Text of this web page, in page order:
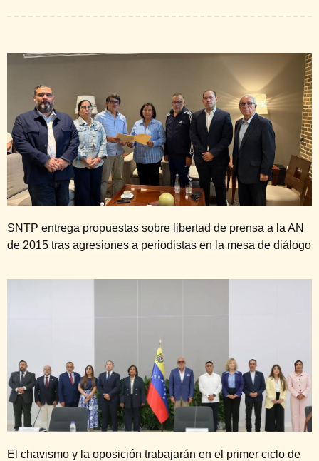
SNTP entrega propuestas sobre libertad de prensa a la AN
de 2015 tras agresiones a periodistas en la mesa de diálogo
El chavismo y la oposición trabajarán en el primer ciclo de